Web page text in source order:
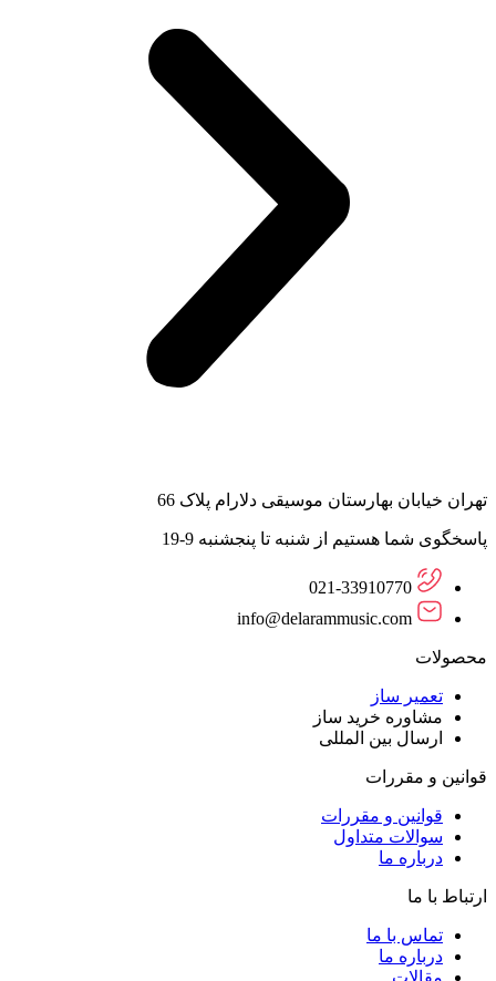
تهران خیابان بهارستان موسیقی دلارام پلاک 66
پاسخگوی شما هستیم از شنبه تا پنجشنبه 9-19
021-33910770
info@delarammusic.com
محصولات
تعمیر ساز
مشاوره خرید ساز
ارسال بین المللی
قوانین و مقررات
قوانین و مقررات
سوالات متداول
درباره ما
ارتباط با ما
تماس با ما
درباره ما
مقالات